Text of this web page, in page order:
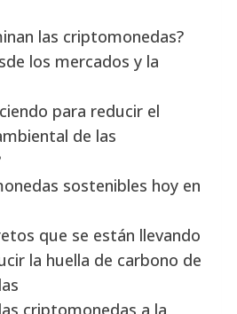
las criptomonedas?
los mercados y la
para reducir el
de las
sostenibles hoy en
que se están llevando
la huella de carbono de